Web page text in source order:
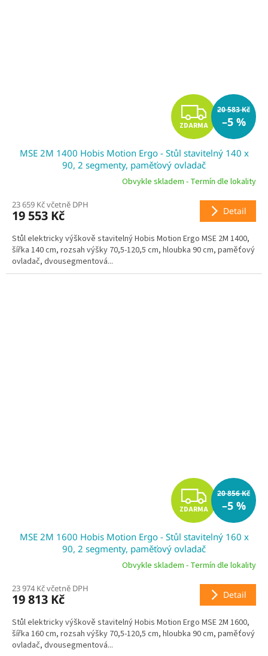
Z
D
A
R
M
A
ZDARMA
20 583 Kč
–5 %
MSE 2M 1400 Hobis Motion Ergo - Stůl stavitelný 140 x
90, 2 segmenty, paměťový ovladač
Obvykle skladem - Termín dle lokality
23 659 Kč včetně DPH
19 553 Kč Detail
Stůl elektricky výškově stavitelný Hobis Motion Ergo MSE 2M 1400,
šířka 140 cm, rozsah výšky 70,5-120,5 cm, hloubka 90 cm, paměťový
ovladač, dvousegmentová...
Z
D
A
R
M
A
ZDARMA
20 856 Kč
–5 %
MSE 2M 1600 Hobis Motion Ergo - Stůl stavitelný 160 x
90, 2 segmenty, paměťový ovladač
Obvykle skladem - Termín dle lokality
23 974 Kč včetně DPH
19 813 Kč Detail
Stůl elektricky výškově stavitelný Hobis Motion Ergo MSE 2M 1600,
šířka 160 cm, rozsah výšky 70,5-120,5 cm, hloubka 90 cm, paměťový
ovladač, dvousegmentová...